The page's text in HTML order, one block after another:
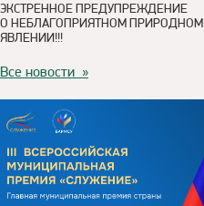
ЭКСТРЕННОЕ ПРЕДУПРЕЖДЕНИЕ
О НЕБЛАГОПРИЯТНОМ ПРИРОДНОМ
ЯВЛЕНИИ!!!
Все новости »